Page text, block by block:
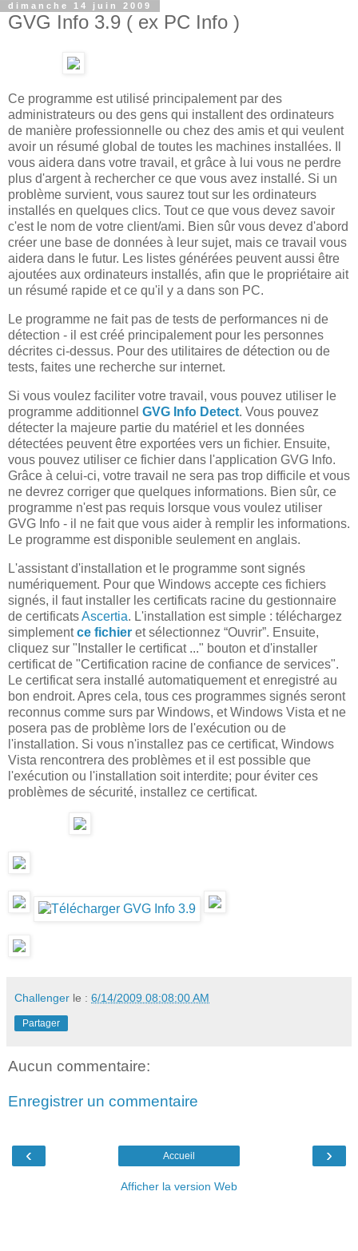
dimanche 14 juin 2009
GVG Info 3.9 ( ex PC Info )
Ce programme est utilisé principalement par des
administrateurs ou des gens qui installent des ordinateurs
de manière professionnelle ou chez des amis et qui veulent
avoir un résumé global de toutes les machines installées. Il
vous aidera dans votre travail, et grâce à lui vous ne perdre
plus d'argent à rechercher ce que vous avez installé. Si un
problème survient, vous saurez tout sur les ordinateurs
installés en quelques clics. Tout ce que vous devez savoir
c'est le nom de votre client/ami. Bien sûr vous devez d'abord
créer une base de données à leur sujet, mais ce travail vous
aidera dans le futur. Les listes générées peuvent aussi être
ajoutées aux ordinateurs installés, afin que le propriétaire ait
un résumé rapide et ce qu'il y a dans son PC.
Le programme ne fait pas de tests de performances ni de
détection - il est créé principalement pour les personnes
décrites ci-dessus. Pour des utilitaires de détection ou de
tests, faites une recherche sur internet.
Si vous voulez faciliter votre travail, vous pouvez utiliser le
programme additionnel GVG Info Detect. Vous pouvez
détecter la majeure partie du matériel et les données
détectées peuvent être exportées vers un fichier. Ensuite,
vous pouvez utiliser ce fichier dans l'application GVG Info.
Grâce à celui-ci, votre travail ne sera pas trop difficile et vous
ne devrez corriger que quelques informations. Bien sûr, ce
programme n'est pas requis lorsque vous voulez utiliser
GVG Info - il ne fait que vous aider à remplir les informations.
Le programme est disponible seulement en anglais.
L'assistant d'installation et le programme sont signés
numériquement. Pour que Windows accepte ces fichiers
signés, il faut installer les certificats racine du gestionnaire
de certificatsAscertia. L'installation est simple : téléchargez
simplementce fichier et sélectionnez “Ouvrir”. Ensuite,
cliquez sur "Installer le certificat ..." bouton et d'installer
certificat de "Certification racine de confiance de services".
Le certificat sera installé automatiquement et enregistré au
bon endroit. Apres cela, tous ces programmes signés seront
reconnus comme surs par Windows, et Windows Vista et ne
posera pas de problème lors de l'exécution ou de
l'installation. Si vous n'installez pas ce certificat, Windows
Vista rencontrera des problèmes et il est possible que
l'exécution ou l'installation soit interdite; pour éviter ces
problèmes de sécurité, installez ce certificat.
Challenger le : 6/14/2009 08:08:00 AM
Partager
Aucun commentaire:
Enregistrer un commentaire
‹ ›
Accueil
Afficher la version Web